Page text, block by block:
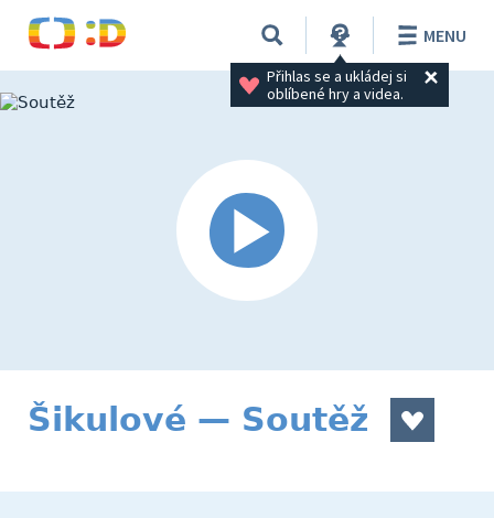
Přihlas se a ukládej si
oblíbené hry a videa.
MENU
Šikulové — Soutěž